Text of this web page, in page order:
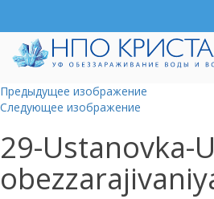
Предыдущее изображение
Следующее изображение
29-Ustanovka-